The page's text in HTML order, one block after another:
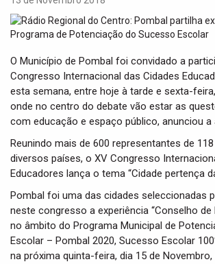
O Município de Pombal foi convidado a
Congresso Internacional das Cidades
esta semana, entre hoje à tarde e sexta-
onde no centro do debate vão estar as
com educação e espaço público, anunciou a
Reunindo mais de 600 representantes de
diversos países, o XV Congresso
Educadores lança o tema “Cidade pertença
Pombal foi uma das cidades seleccionadas
neste congresso a experiência “Conselho de
no âmbito do Programa Municipal de
Escolar – Pombal 2020, Sucesso Escolar
na próxima quinta-feira, dia 15 de